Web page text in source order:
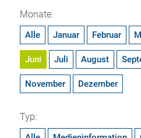
Monate:
Alle Januar Februar
Juni Juli August
November Dezember
Typ: